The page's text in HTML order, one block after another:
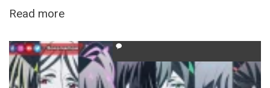
Read more